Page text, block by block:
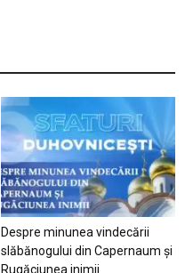
Despre minunea vindecării
slăbănogului din Capernaum și
Rugăciunea inimii